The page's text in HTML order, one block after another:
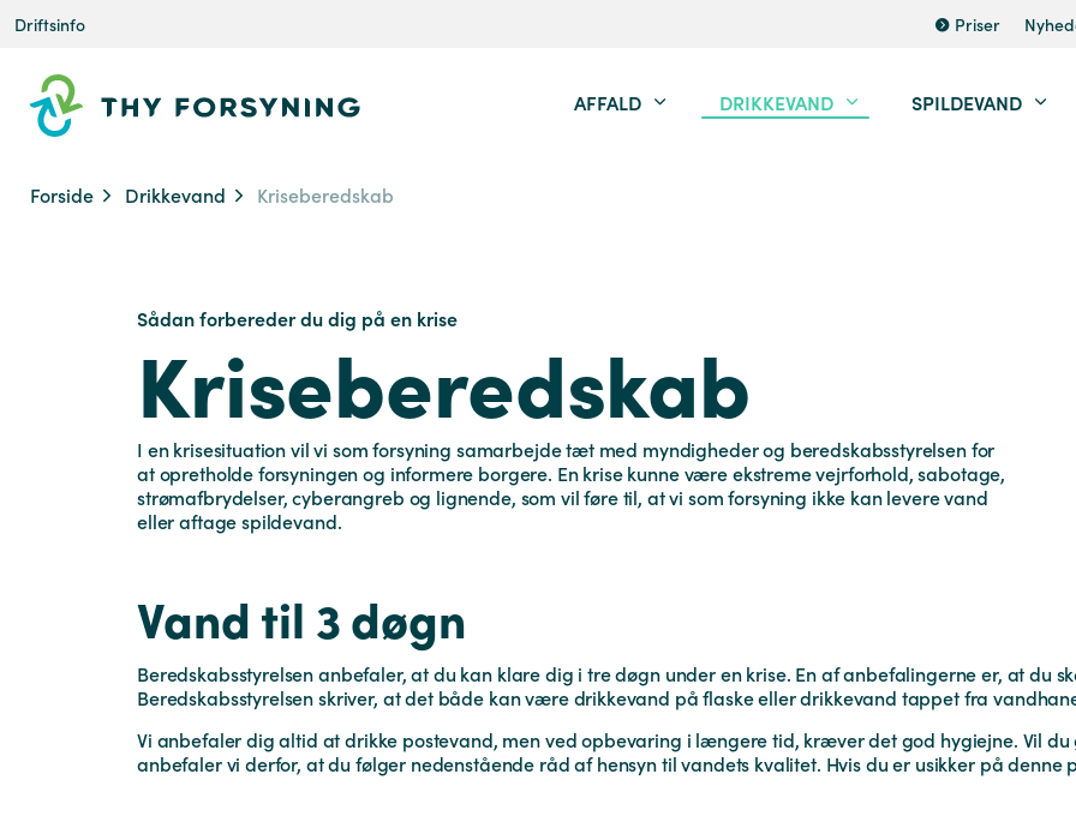
AFFALD DRIKKEVAND SPILDEVAND
Driftsinfo Priser
Forside Drikkevand Kriseberedskab
Sådan forbereder du dig på en krise
Kriseberedskab
I en krisesituation vil vi som forsyning samarbejde tæt med myndigheder og beredskabsstyrelsen for
at opretholde forsyningen og informere borgere. En krise kunne være ekstreme vejrforhold, sabotage,
strømafbrydelser, cyberangreb og lignende, som vil føre til, at vi som forsyning ikke kan levere vand
eller aftage spildevand.
Vand til 3 døgn
Beredskabsstyrelsen anbefaler, at du kan klare dig i tre døgn under en krise. En af anbefalingerne er, at du
Beredskabsstyrelsen skriver, at det både kan være drikkevand på flaske eller drikkevand tappet fra
Vi anbefaler dig altid at drikke postevand, men ved opbevaring i længere tid, kræver det god hygiejne. Vil
anbefaler vi derfor, at du følger nedenstående råd af hensyn til vandets kvalitet. Hvis du er usikker på denne